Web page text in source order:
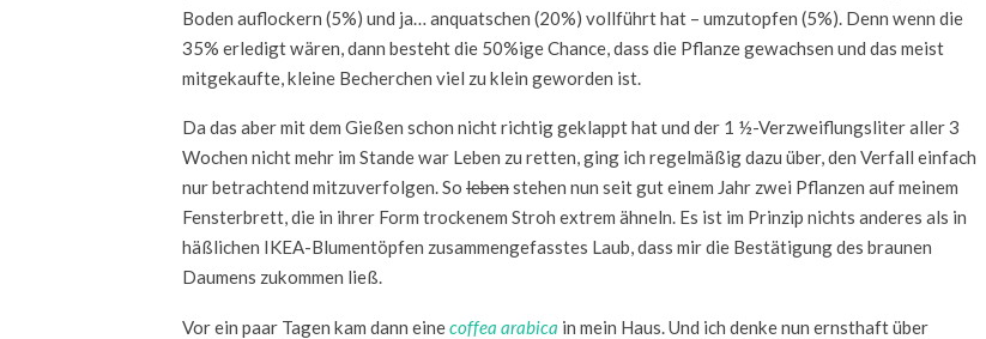
Boden auflockern (5%) und ja… anquatschen (20%) vollführt hat – umzutopfen (5%). Denn wenn die
35% erledigt wären, dann besteht die 50%ige Chance, dass die Pflanze gewachsen und das meist
mitgekaufte, kleine Becherchen viel zu klein geworden ist.
Da das aber mit dem Gießen schon nicht richtig geklappt hat und der 1 ½-Verzweiflungsliter aller 3
Wochen nicht mehr im Stande war Leben zu retten, ging ich regelmäßig dazu über, den Verfall einfach
nur betrachtend mitzuverfolgen. So lebenstehen nun seit gut einem Jahr zwei Pflanzen auf meinem
Fensterbrett, die in ihrer Form trockenem Stroh extrem ähneln. Es ist im Prinzip nichts anderes als in
häßlichen IKEA-Blumentöpfen zusammengefasstes Laub, dass mir die Bestätigung des braunen
Daumens zukommen ließ.
Vor ein paar Tagen kam dann einecoffea arabica in mein Haus. Und ich denke nun ernsthaft über